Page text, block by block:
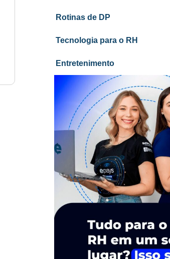
Rotinas de DP
Tecnologia para o RH
Entretenimento